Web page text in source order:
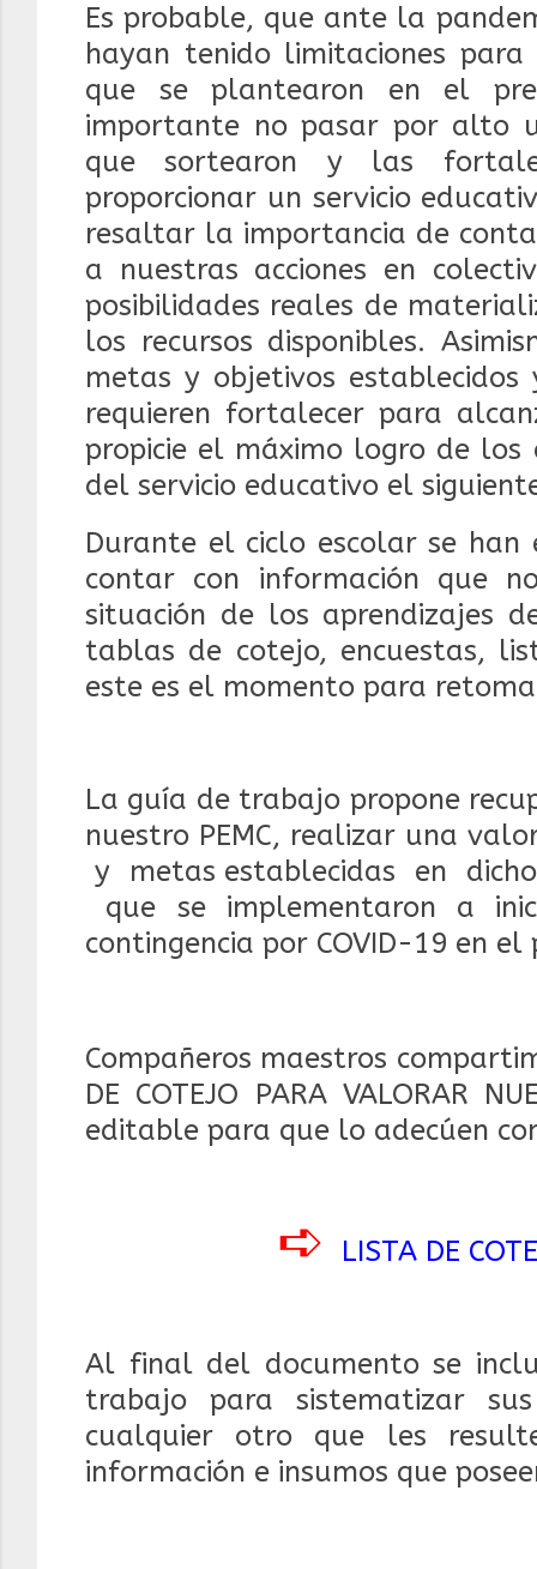
Es probable, que ante la
hayan tenido limitaciones
que se plantearon en el
importante no pasar por alto
que sortearon y las
proporcionar un servicio
resaltar la importancia de
a nuestras acciones en
posibilidades reales de
los recursos disponibles.
metas y objetivos
requieren fortalecer para
propicie el máximo logro de los
del servicio educativo el
Durante el ciclo escolar se
contar con información que
situación de los aprendizajes
tablas de cotejo, encuestas,
este es el momento para
La guía de trabajo propone
nuestro PEMC, realizar una
y
metas establecidas en
que se implementaron a
contingencia por COVID-19 en
Compañeros maestros
DE COTEJO PARA VALORAR
editable para que lo adecúen
➪ LISTA DE
Al final del documento se
trabajo para sistematizar
cualquier otro que les
información e insumos que